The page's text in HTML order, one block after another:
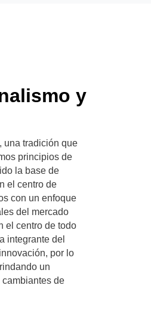
y
una tradición que
principios de
la base de
el centro de
con un enfoque
del mercado
el centro de todo
integrante del
por lo
un
de